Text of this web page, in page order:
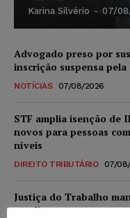
Karina Silvério - 07/
Advogado preso por
inscrição suspensa pela
NOTÍCIAS 07/08/2026
STF amplia isenção de
novos para pessoas
níveis
DIREITO TRIBUTÁRIO 07/
Justiça do Trabalho
vendia canetas